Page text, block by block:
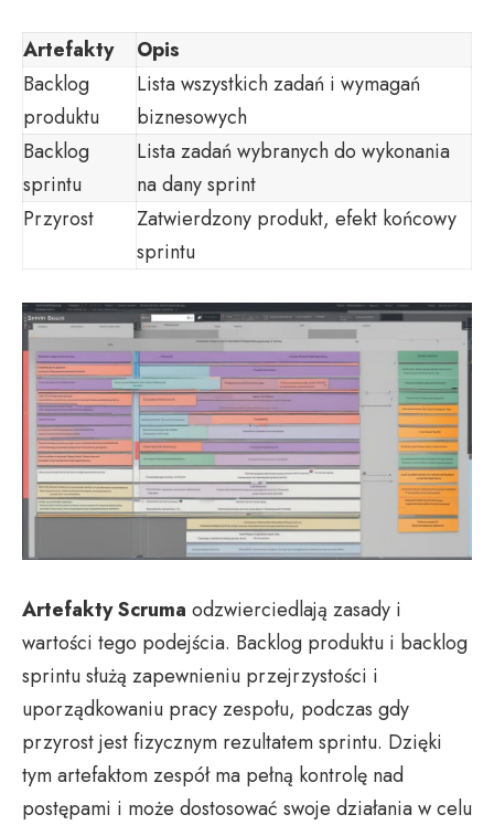
Artefakty
Opis
Backlog
produktu
Lista wszystkich zadań i wymagań
biznesowych
Backlog
sprintu
Lista zadań wybranych do wykonania
na dany sprint
Przyrost
Zatwierdzony produkt, efekt końcowy
sprintu
Artefakty Scruma odzwierciedlają zasady i
wartości tego podejścia. Backlog produktu i backlog
sprintu służą zapewnieniu przejrzystości i
uporządkowaniu pracy zespołu, podczas gdy
przyrost jest fizycznym rezultatem sprintu. Dzięki
tym artefaktom zespół ma pełną kontrolę nad
postępami i może dostosować swoje działania w celu